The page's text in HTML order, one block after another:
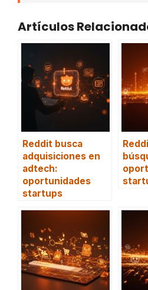
Artículos
Reddit busca
adquisiciones en
adtech:
oportunidades
startups